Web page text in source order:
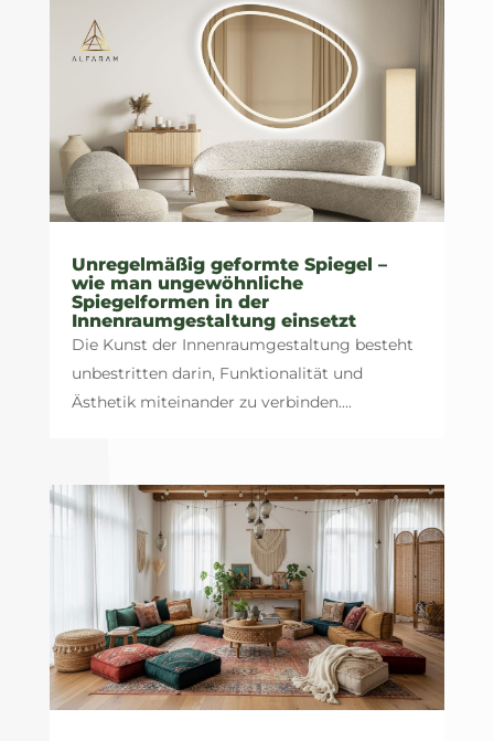
Unregelmäßig geformte Spiegel –
wie man ungewöhnliche
Spiegelformen in der
Innenraumgestaltung einsetzt
Die Kunst der Innenraumgestaltung besteht
unbestritten darin, Funktionalität und
Ästhetik miteinander zu verbinden....